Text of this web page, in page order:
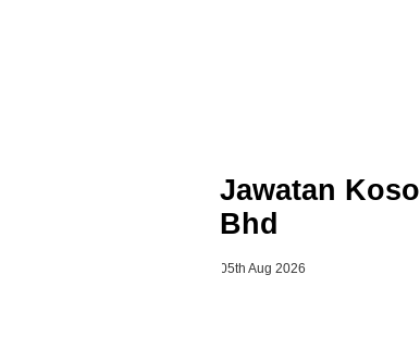
Jawatan
Bhd
05th Aug 2026